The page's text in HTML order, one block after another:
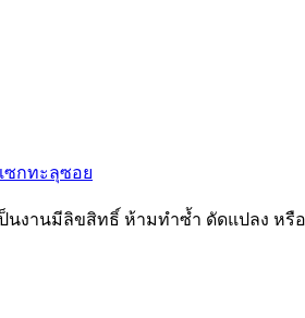
ป็นงานมีลิขสิทธิ์ ห้ามทำซ้ำ ดัดแปลง ห